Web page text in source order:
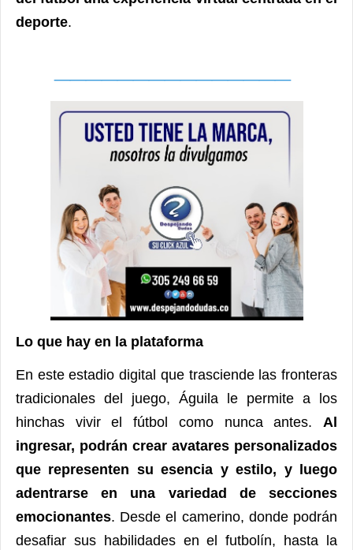
deporte.
Lo que hay en la plataforma
En este estadio digital que trasciende las fronteras
tradicionales del juego, Águila le permite a los
hinchas vivir el fútbol como nunca antes. Al
ingresar, podrán crear avatares personalizados
que representen su esencia y estilo, y luego
adentrarse en una variedad de secciones
emocionantes. Desde el camerino, donde podrán
desafiar sus habilidades en el futbolín, hasta la